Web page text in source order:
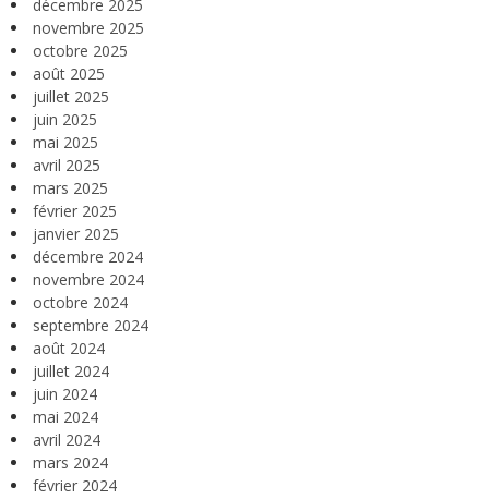
décembre 2025
novembre 2025
octobre 2025
août 2025
juillet 2025
juin 2025
mai 2025
avril 2025
mars 2025
février 2025
janvier 2025
décembre 2024
novembre 2024
octobre 2024
septembre 2024
août 2024
juillet 2024
juin 2024
mai 2024
avril 2024
mars 2024
février 2024